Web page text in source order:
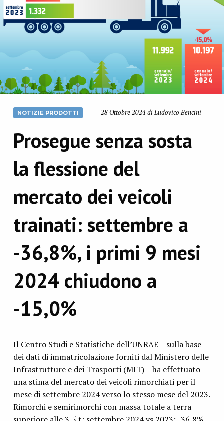
NOTIZIE PRODOTTI 28 Ottobre 2024 di Ludovico Bencini
Prosegue senza sosta
la flessione del
mercato dei veicoli
trainati: settembre a
-36,8%, i primi 9 mesi
2024 chiudono a
-15,0%
Il Centro Studi e Statistiche dell’UNRAE – sulla base
dei dati di immatricolazione forniti dal Ministero delle
Infrastrutture e dei Trasporti (MIT) – ha effettuato
una stima del mercato dei veicoli rimorchiati per il
mese di settembre 2024 verso lo stesso mese del 2023.
Rimorchi e semirimorchi con massa totale a terra